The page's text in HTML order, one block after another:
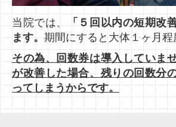
当院では、
「５回以内の短期改
ます。 期間にすると大体１ヶ月程
その為、回数券は導入していま
が改善した場合、残りの回数分
ってしまうからです。